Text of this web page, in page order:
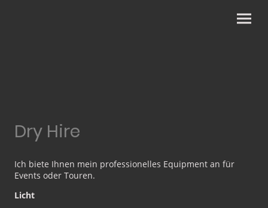
Dry Hire
Ich biete Ihnen mein professionelles Equipment an für
Events oder Touren.
Licht